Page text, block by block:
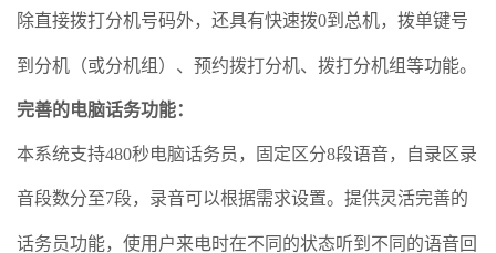
除直接拨打分机号码外，还具有快速拨0到总机，拨单键号
到分机（或分机组）、预约拨打分机、拨打分机组等功能。
完善的电脑话务功能：
本系统支持480秒电脑话务员，固定区分8段语音，自录区录
音段数分至7段，录音可以根据需求设置。 提供灵活完善的
话务员功能，使用户来电时在不同的状态听到不同的语音回